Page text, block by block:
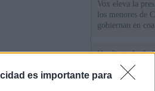
es importante para
Vox eleva la
los menores de
gobiernan en
Un diputado de
ante la Fiscalía
los inmigrantes”